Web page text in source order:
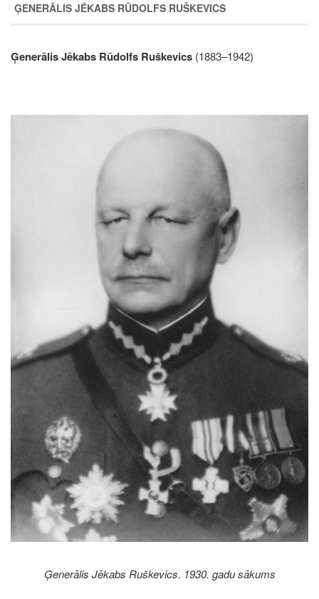
ĢENERĀLIS JĒKABS RŪDOLFS RUŠKEVICS
Ģenerālis Jēkabs Rūdolfs Ruškevics (1883–1942)
Ģenerālis Jēkabs Ruškevics. 1930. gadu sākums